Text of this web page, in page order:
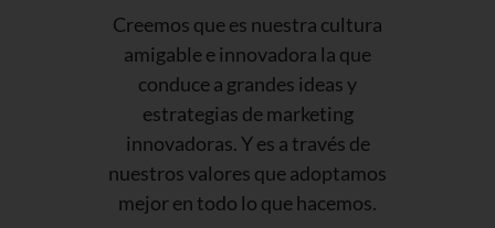
Creemos que es nuestra cultura
amigable e innovadora la que
conduce a grandes ideas y
estrategias de marketing
innovadoras. Y es a través de
nuestros valores que adoptamos
mejor en todo lo que hacemos.